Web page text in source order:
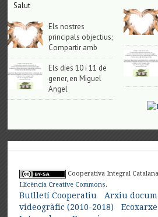
Salut
Els nostres
principals objectius;
Compartir amb
Els dies 10 i 11 de
gener, en Miguel
Angel
Cooperativa Integral
Llicència Creative Commons.
Butlletí Cooperatiu
Arxiu
videogràfic (2010-2018)